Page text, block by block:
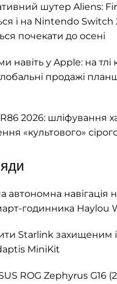
шутер Aliens:
і на Nintendo Switch
почекати до осені
навіть у Apple: на тлі
продажі
2026: шліфування
«культового»
автономна навігація
годинника Haylou
Starlink захищеним
MiniKit
ROG Zephyrus G16